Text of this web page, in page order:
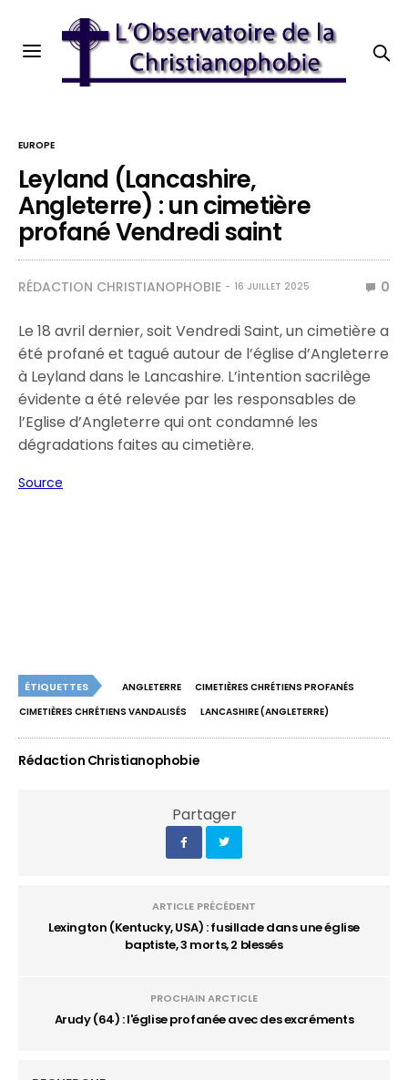
EUROPE
Leyland (Lancashire,
Angleterre) : un cimetière
profané Vendredi saint
RÉDACTION CHRISTIANOPHOBIE 16 JUILLET 2025 0
Le 18 avril dernier, soit Vendredi Saint, un cimetière a
été profané et tagué autour de l’église d’Angleterre
à Leyland dans le Lancashire. L’intention sacrilège
évidente a été relevée par les responsables de
l’Eglise d’Angleterre qui ont condamné les
dégradations faites au cimetière.
Source
ÉTIQUETTES ANGLETERRE
CIMETIÈRES CHRÉTIENS PROFANÉS
CIMETIÈRES CHRÉTIENS VANDALISÉS
LANCASHIRE (ANGLETERRE)
Rédaction Christianophobie
Partager
ARTICLE PRÉCÉDENT
Lexington (Kentucky, USA) : fusillade dans une église
baptiste, 3 morts, 2 blessés
PROCHAIN ARCTICLE
Arudy (64) : l'église profanée avec des excréments